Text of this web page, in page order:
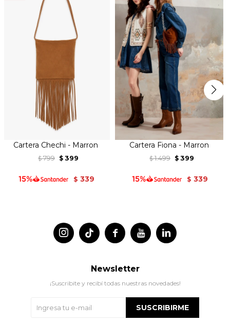
Cartera Chechi - Marron
$ 799 $ 399
$ 339
Cartera Fiona - Marron
$ 1.499 $ 399
$ 339
 
 
Newsletter
¡Suscribite y recibí todas nuestras novedades!
SUSCRIBIRME